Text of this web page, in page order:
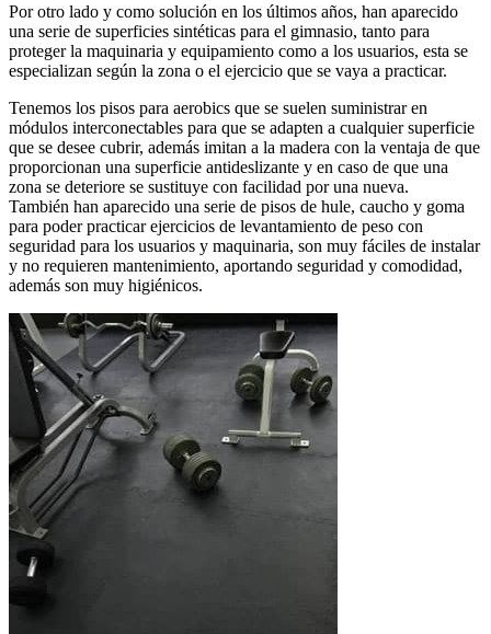
Por otro lado y como solución en los últimos años, han aparecido
una serie de superficies sintéticas para el gimnasio, tanto para
proteger la maquinaria y equipamiento como a los usuarios, esta se
especializan según la zona o el ejercicio que se vaya a practicar.
Tenemos los pisos para aerobics que se suelen suministrar en
módulos interconectables para que se adapten a cualquier superficie
que se desee cubrir, además imitan a la madera con la ventaja de que
proporcionan una superficie antideslizante y en caso de que una
zona se deteriore se sustituye con facilidad por una nueva.
También han aparecido una serie de pisos de hule, caucho y goma
para poder practicar ejercicios de levantamiento de peso con
seguridad para los usuarios y maquinaria, son muy fáciles de instalar
y no requieren mantenimiento, aportando seguridad y comodidad,
además son muy higiénicos.